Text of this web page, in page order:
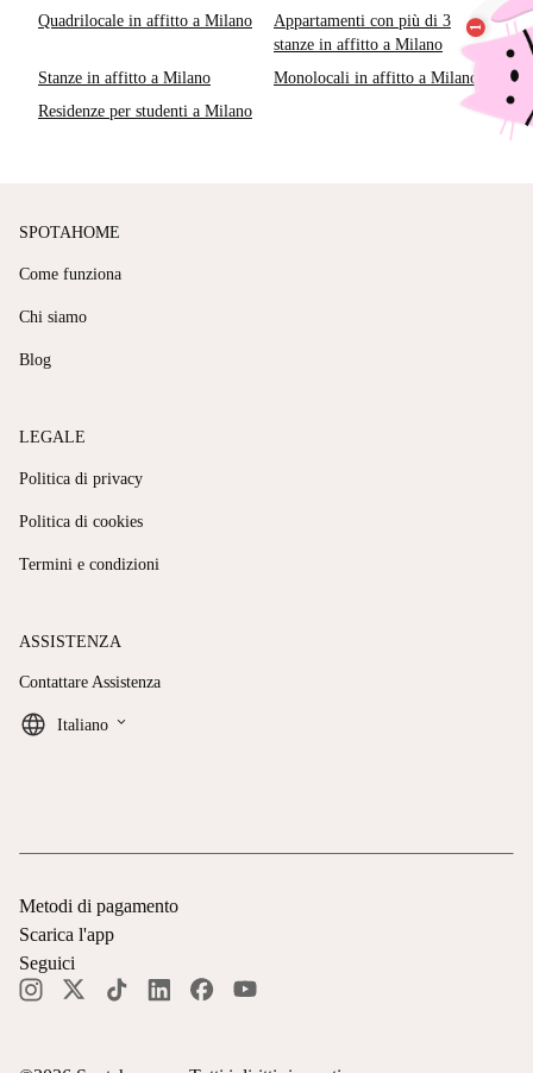
Quadrilocale in affitto a Milano
Appartamenti con più di 3
stanze in affitto a Milano
Stanze in affitto a Milano
Monolocali in affitto a Milano
Residenze per studenti a Milano
SPOTAHOME
Come funziona
Chi siamo
Blog
LEGALE
Politica di privacy
Politica di cookies
Termini e condizioni
ASSISTENZA
Contattare Assistenza
Italiano keyboard_arrow_down
Metodi di pagamento
Scarica l'app
Seguici